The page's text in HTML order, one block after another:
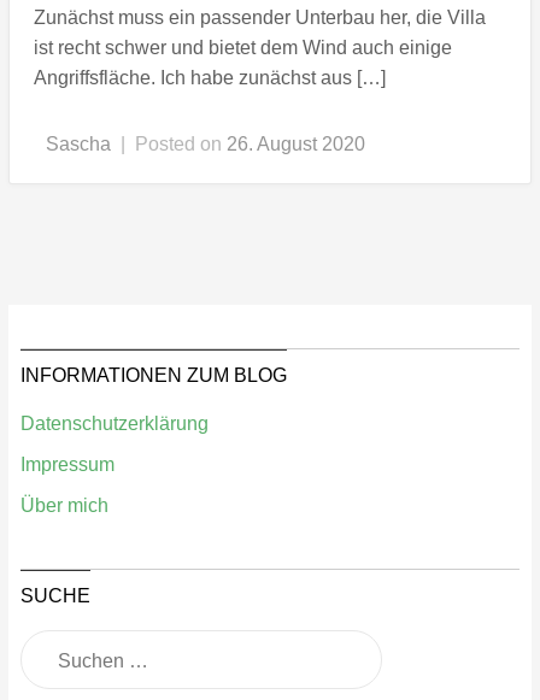
Zunächst muss ein passender Unterbau her, die Villa
ist recht schwer und bietet dem Wind auch einige
Angriffsfläche. Ich habe zunächst aus […]
Sascha Posted on 26. August 2020
INFORMATIONEN ZUM BLOG
Datenschutzerklärung
Impressum
Über mich
SUCHE